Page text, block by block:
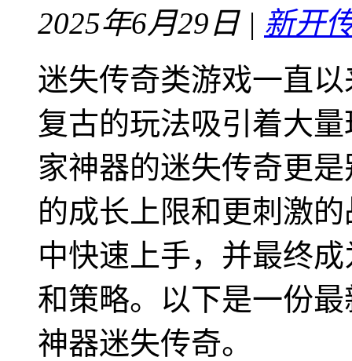
2025年6月29日 | 新开
迷失传奇类游戏一直
复古的玩法吸引着大
家神器的迷失传奇更
的成长上限和更刺激
中快速上手，并最终
和策略。以下是一份
神器迷失传奇。